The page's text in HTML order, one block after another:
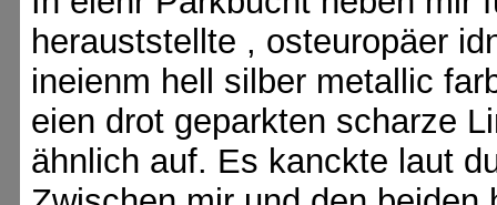
herauststellte , osteuropäer
ineienm hell silber metallic
eien drot geparkten scharze
ähnlich auf. Es kanckte laut